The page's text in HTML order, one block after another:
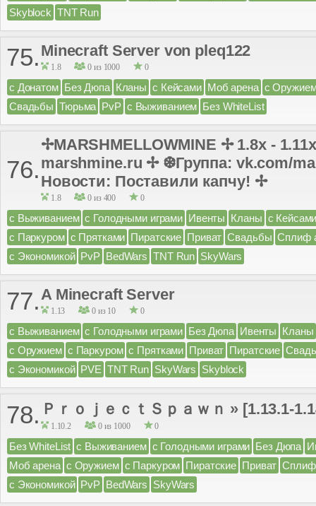
Skyblock TNT Run
75. Minecraft Server von pleq122
1.8 0 из 1000 0
с Донатом Без Дюпа Кланы с Кейсами Моб арена с
Свадьбы Тюрьма PvP с Выживанием Без WhiteList
76.
✢MARSHMELLOWMINE ✢ 1.8x -
marshmine.ru ✢ ❆Группа: vk.com/
Новости: Поставили капчу! ✢
1.8 0 из 400 0
с Выживанием с Голодными играми Ивенты Кланы с
с Паркуром с Прятками Пиратские Приват Свадьбы Сплиф
с Экономикой PvP BedWars TNT Run SkyWars
77.A Minecraft Server
1.13 0 из 10 0
с Выживанием с Голодными играми Без Дюпа Ивенты Кланы
с Оружием с Паркуром с Прятками Приват Пиратские
с Экономикой PVE TNT Run SkyWars Skyblock
78. ＰｒｏｊｅｃｔＳｐａｗｎ » [1.13.1-
1.10.2 0 из 1000 0
Без WhiteList с Выживанием с Голодными играми Без Дюпа
Моб арена с Оружием с Паркуром Пиратские Приват Сплиф
с Экономикой PvP BedWars SkyWars